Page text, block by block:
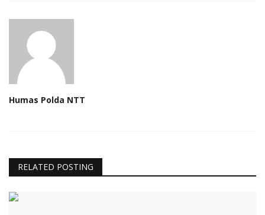
Humas Polda NTT
RELATED POSTING